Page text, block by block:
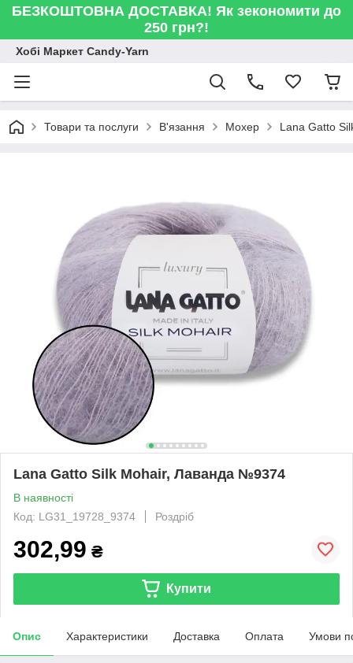
БЕЗКОШТОВНА ДОСТАВКА! Як зекономити до
250 грн?!
Хобі Маркет Candy-Yarn
Товари та послуги В'язання Мохер Lana Gatto
Lana Gatto Silk Mohair, Лаванда №9374
В наявності
Код: LG31_19728_9374
Роздріб
302,99 ₴
Купити
Опис Характеристики Доставка Оплата Умови